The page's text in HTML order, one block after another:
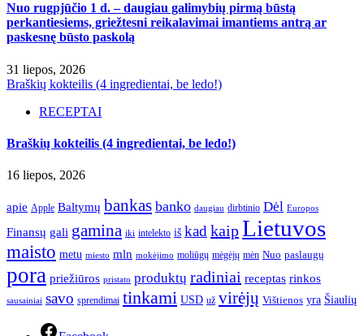
Nuo rugpjūčio 1 d. – daugiau galimybių pirmą būstą
perkantiesiems, griežtesni reikalavimai imantiems antrą ar
paskesnę būsto paskolą
31 liepos, 2026
Braškių kokteilis (4 ingredientai, be ledo!)
RECEPTAI
Braškių kokteilis (4 ingredientai, be ledo!)
16 liepos, 2026
apie Apple Baltymų bankas banko daugiau dirbtinio Dėl Europos
Finansų gali gamina iki intelekto iš kad kaipLietuvos
maisto metu miesto mln mokėjimo moliūgų mėgėjų mėn Nuo paslaugų
pora priežiūros pristato produktų radiniai receptas rinkos
sausainiai savo sprendimai tinkami USD už virėjų Vištienos yra Šiaulių